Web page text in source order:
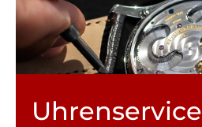
Uhren­service